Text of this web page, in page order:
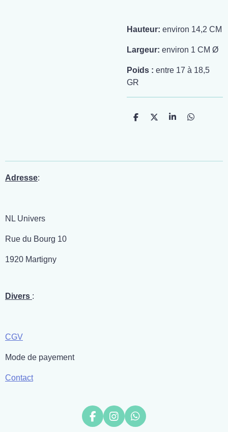
Hauteur: environ 14,2 CM
Largeur: environ 1 CM Ø
Poids : entre 17 à 18,5
GR
P
g
P
g
P
g
P
g
Adresse:
NL Univers
Rue du Bourg 10
1920 Martigny
Divers :
CGV
Mode de payement
Contact
F
I
W